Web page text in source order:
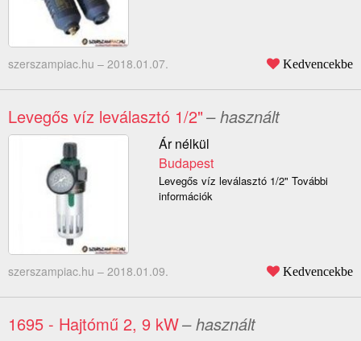
szerszampiac.hu – 2018.01.07. Kedvencekbe
Levegős víz leválasztó 1/2"– használt
Ár nélkül
Budapest
Levegős víz leválasztó 1/2" További
információk
szerszampiac.hu – 2018.01.09. Kedvencekbe
1695 - Hajtómű 2, 9 kW– használt